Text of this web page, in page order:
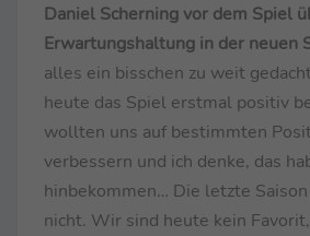
Daniel Scherning vor dem Spiel
Erwartungshaltung in der neuen
alles ein bisschen zu weit
heute das Spiel erstmal positiv
wollten uns auf bestimmten
verbessern und ich denke, das
hinbekommen… Die letzte
nicht. Wir sind heute kein